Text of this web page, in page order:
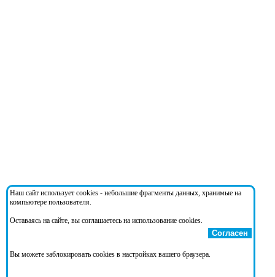
Наш сайт использует cookies - небольшие фрагменты данных, хранимые на
компьютере пользователя.
Оставаясь на сайте, вы соглашаетесь на использование cookies.
Согласен
Вы можете заблокировать cookies в настройках вашего браузера.